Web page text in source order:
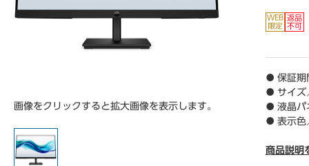
画像をクリックすると拡大画像を表示します。
● 保証期
● サイズ
● 液晶パ
● 表示色
● 走査周
商品説明